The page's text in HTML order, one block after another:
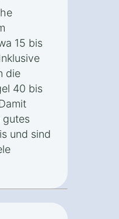
15 bis
die
40 bis
gutes
und sind